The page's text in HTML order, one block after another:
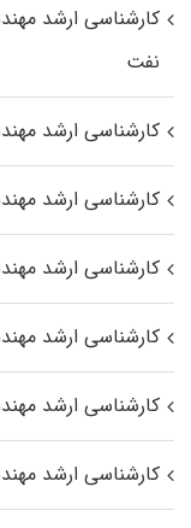
کارشناسی ارشد
نفت
کارشناسی ارشد
کارشناسی ارشد
کارشناسی ارشد
کارشناسی ارشد
کارشناسی ارشد
کارشناسی ارشد